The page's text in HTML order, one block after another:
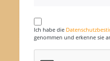
Ich habe die
genommen und erkenne sie